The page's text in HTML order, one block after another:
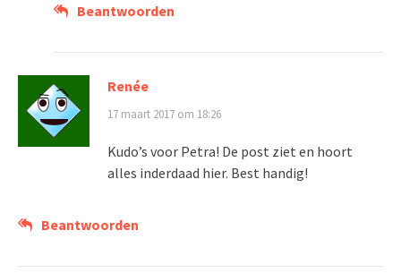
Beantwoorden
Renée
17 maart 2017 om 18:26
Kudo’s voor Petra! De post ziet en hoort
alles inderdaad hier. Best handig!
Beantwoorden